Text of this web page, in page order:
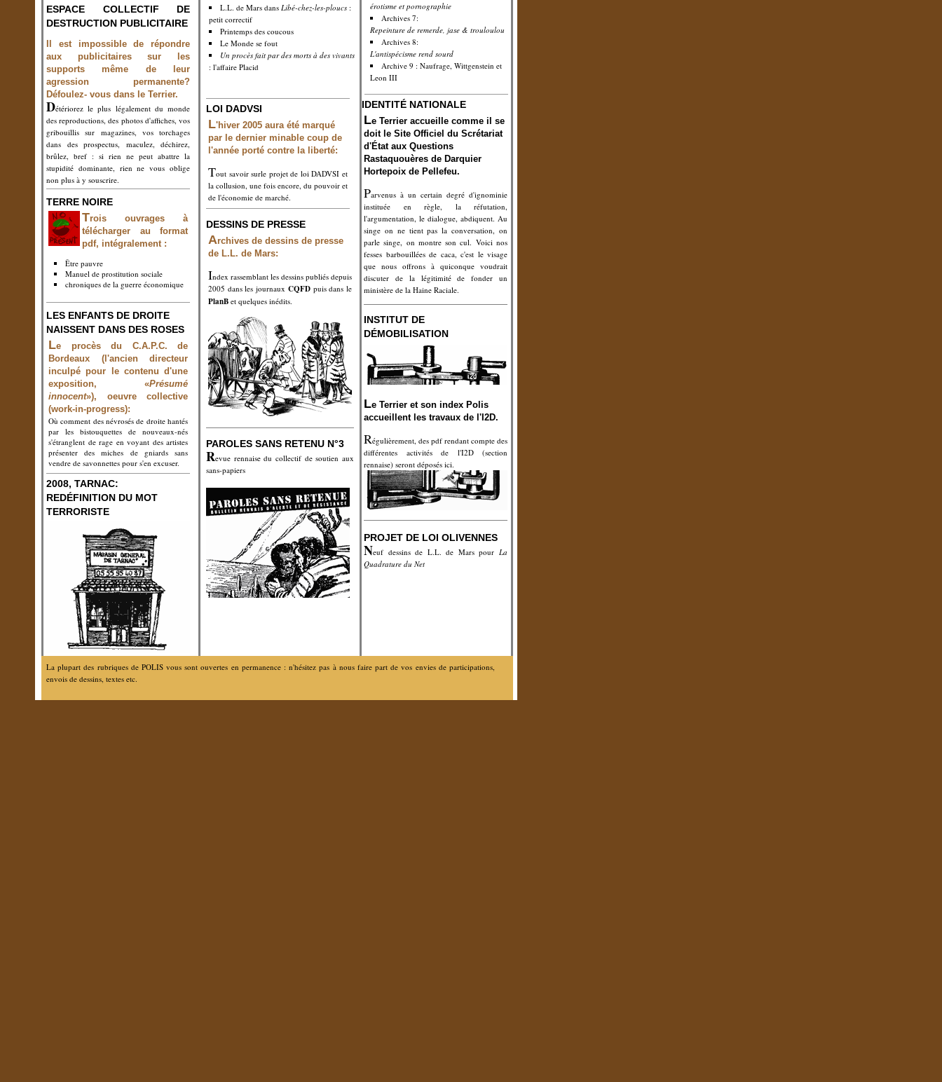
érotisme et pornographie
Archives 7:
Repeinture de remerde, jase & trouloulou
Archives 8:
L'antispécisme rend sourd
Archive 9 : Naufrage, Wittgenstein et
Leon III
IDENTITÉ NATIONALE
Le Terrier accueille comme il se
doit le Site Officiel du Scrétariat
d'État aux Questions
Rastaquouères de Darquier
Hortepoix de Pellefeu.
Parvenus à un certain degré d'ignominie
instituée en règle, la réfutation,
l'argumentation, le dialogue, abdiquent. Au
singe on ne tient pas la conversation, on
parle singe, on montre son cul. Voici nos
fesses barbouillées de caca, c'est le visage
que nous offrons à quiconque voudrait
discuter de la légitimité de fonder un
ministère de la Haine Raciale.
INSTITUT DE
DÉMOBILISATION
Le Terrier et son index Polis
accueillent les travaux de l'I2D.
Régulièrement, des pdf rendant compte des
différentes activités de l'I2D (section
rennaise) seront déposés ici.
PROJET DE LOI OLIVENNES
Neuf dessins de L.L. de Mars pour La
Quadrature du Net
ESPACE COLLECTIF DE
DESTRUCTION PUBLICITAIRE
Il est impossible de répondre
aux publicitaires sur les
supports même de leur
agression permanente?
Défoulez- vous dans le Terrier.
Détériorez le plus légalement du monde
des reproductions, des photos d'affiches, vos
gribouillis sur magazines, vos torchages
dans des prospectus, maculez, déchirez,
brûlez, bref : si rien ne peut abattre la
stupidité dominante, rien ne vous oblige
non plus à y souscrire.
TERRE NOIRE
Trois ouvrages à
télécharger au format
pdf, intégralement :
Être pauvre
Manuel de prostitution sociale
chroniques de la guerre économique
LES ENFANTS DE DROITE
NAISSENT DANS DES ROSES
Le procès du C.A.P.C. de
Bordeaux (l'ancien directeur
inculpé pour le contenu d'une
exposition, «Présumé
innocent»), oeuvre collective
(work-in-progress):
Où comment des névrosés de droite hantés
par les bistouquettes de nouveaux-nés
s'étranglent de rage en voyant des artistes
présenter des miches de gniards sans
vendre de savonnettes pour s'en excuser.
2008, TARNAC:
REDÉFINITION DU MOT
TERRORISTE
L.L. de Mars dans Libé-chez-les-ploucs :
petit correctif
Printemps des coucous
Le Monde se fout
Un procès fait par des morts à des vivants
: l'affaire Placid
LOI DADVSI
L'hiver 2005 aura été marqué
par le dernier minable coup de
l'année porté contre la liberté:
Tout savoir surle projet de loi DADVSI et
la collusion, une fois encore, du pouvoir et
de l'économie de marché.
DESSINS DE PRESSE
Archives de dessins de presse
de L.L. de Mars:
Index rassemblant les dessins publiés depuis
2005 dans les journaux CQFDpuis dans le
PlanB et quelques inédits.
PAROLES SANS RETENU N°3
Revue rennaise du collectif de soutien aux
sans-papiers
La plupart des rubriques de POLIS vous sont ouvertes en permanence : n'hésitez pas à nous faire part de vos envies de participations,
envois de dessins, textes etc.